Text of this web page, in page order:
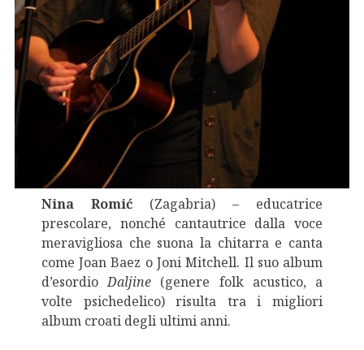
Nina Romić(Zagabria) – educatrice
prescolare, nonché cantautrice dalla voce
meravigliosa che suona la chitarra e canta
come Joan Baez o Joni Mitchell. Il suo album
d’esordio Daljine (genere folk acustico, a
volte psichedelico) risulta tra i migliori
album croati degli ultimi anni.